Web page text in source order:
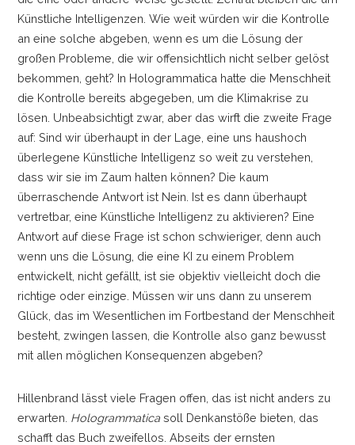
Künstliche Intelligenzen. Wie weit würden wir die Kontrolle
an eine solche abgeben, wenn es um die Lösung der
großen Probleme, die wir offensichtlich nicht selber gelöst
bekommen, geht? In Hologrammatica hatte die Menschheit
die Kontrolle bereits abgegeben, um die Klimakrise zu
lösen. Unbeabsichtigt zwar, aber das wirft die zweite Frage
auf: Sind wir überhaupt in der Lage, eine uns haushoch
überlegene Künstliche Intelligenz so weit zu verstehen,
dass wir sie im Zaum halten können? Die kaum
überraschende Antwort ist Nein. Ist es dann überhaupt
vertretbar, eine Künstliche Intelligenz zu aktivieren? Eine
Antwort auf diese Frage ist schon schwieriger, denn auch
wenn uns die Lösung, die eine KI zu einem Problem
entwickelt, nicht gefällt, ist sie objektiv vielleicht doch die
richtige oder einzige. Müssen wir uns dann zu unserem
Glück, das im Wesentlichen im Fortbestand der Menschheit
besteht, zwingen lassen, die Kontrolle also ganz bewusst
mit allen möglichen Konsequenzen abgeben?
Hillenbrand lässt viele Fragen offen, das ist nicht anders zu
erwarten. Hologrammaticasoll Denkanstöße bieten, das
schafft das Buch zweifellos. Abseits der ernsten